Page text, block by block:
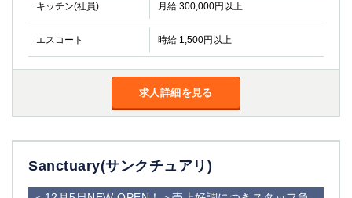
キッチン(社員) 月給 300,000円以上
エスコート 時給 1,500円以上
求人詳細を見る
Sanctuary(サンクチュアリ)